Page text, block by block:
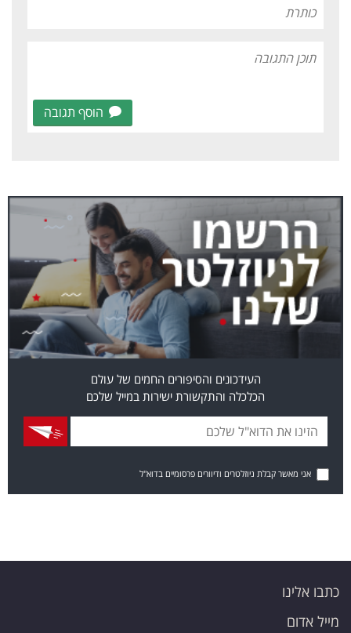
הוסף תגובה
העידכונים והסיפורים החמים של עולם
הכלכלה והתקשורת ישירות במייל שלכם
אני מאשר קבלת ניוזלטרים ודיוורים פרסומיים בדוא"ל
כתבו אלינו
מייל אדום